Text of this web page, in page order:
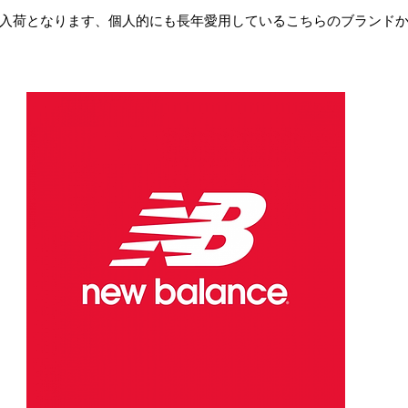
荷となります、個人的にも長年愛用しているこちらのブランド